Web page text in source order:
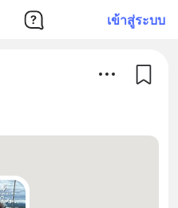
เข้าสู่ระบบ